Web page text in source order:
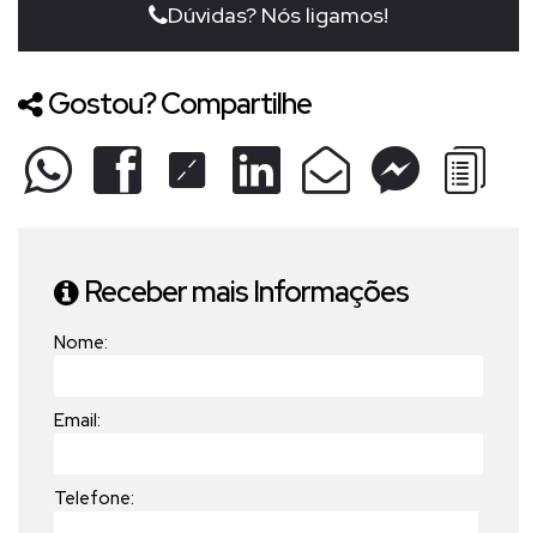
Dúvidas? Nós ligamos!
Gostou? Compartilhe
Receber mais Informações
Nome:
Email:
Telefone: